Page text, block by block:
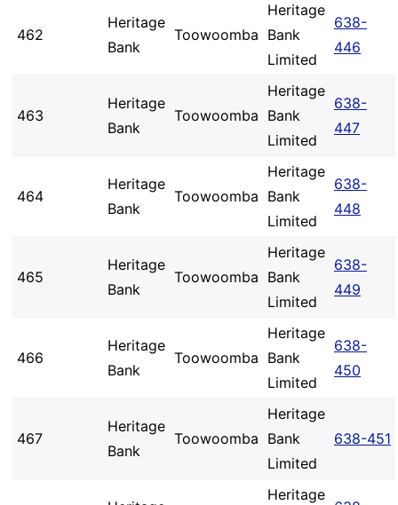
462
Heritage
Bank
Toowoomba
Heritage
Bank
Limited
638-
446
463
Heritage
Bank
Toowoomba
Heritage
Bank
Limited
638-
447
464
Heritage
Bank
Toowoomba
Heritage
Bank
Limited
638-
448
465
Heritage
Bank
Toowoomba
Heritage
Bank
Limited
638-
449
466
Heritage
Bank
Toowoomba
Heritage
Bank
Limited
638-
450
467
Heritage
Bank
Toowoomba
Heritage
Bank
Limited
638-451
Heritage